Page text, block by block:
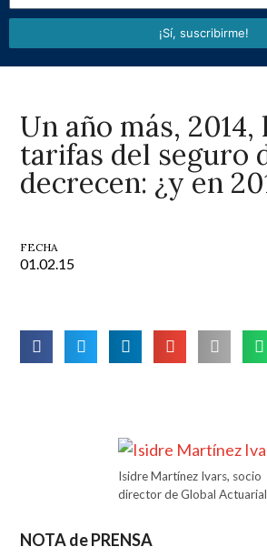
¡Sí, suscribirme!
Un año más, 2014,
tarifas del seguro
decrecen: ¿y en
FECHA
01.02.15
Isidre Martínez Ivars, socio
director de Global Actuarial
NOTA de PRENSA